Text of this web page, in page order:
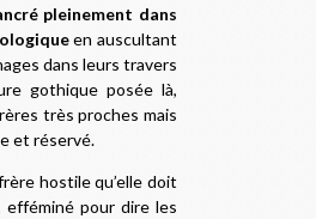
pleinement dans
en auscultant
dans leurs travers
gothique posée là,
très proches mais
et réservé.
hostile qu’elle doit
efféminé pour dire les